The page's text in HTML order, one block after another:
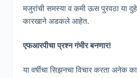
मजुरांची समस्या व कमी ऊस पुरवठा या
कारखाने अडकले आहेत.
एफआरपीचा प्रश्न गंभीर बनणार!
या वर्षीचा सिझनचा विचार करता अनेक